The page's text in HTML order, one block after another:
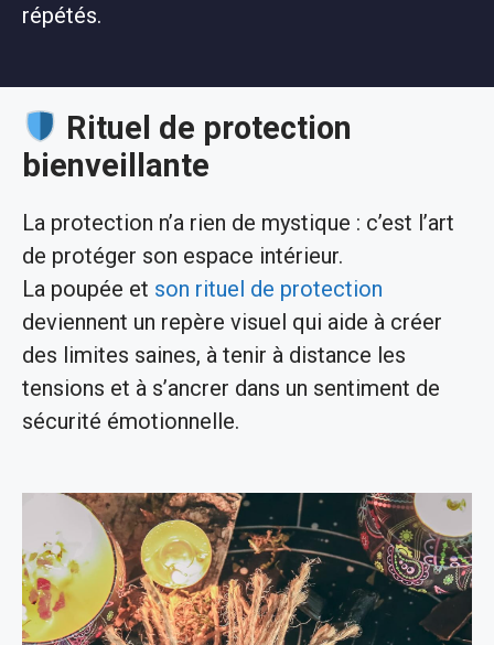
répétés.
Rituel de protection
bienveillante
La protection n’a rien de mystique : c’est l’art
de protéger son espace intérieur.
La poupée et son rituel de protection
deviennent un repère visuel qui aide à créer
des limites saines, à tenir à distance les
tensions et à s’ancrer dans un sentiment de
sécurité émotionnelle.